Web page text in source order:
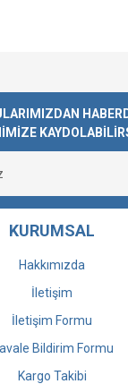
KURUMSAL
Hakkımızda
İletişim
İletişim Formu
Bildirim Formu
Kargo Takibi